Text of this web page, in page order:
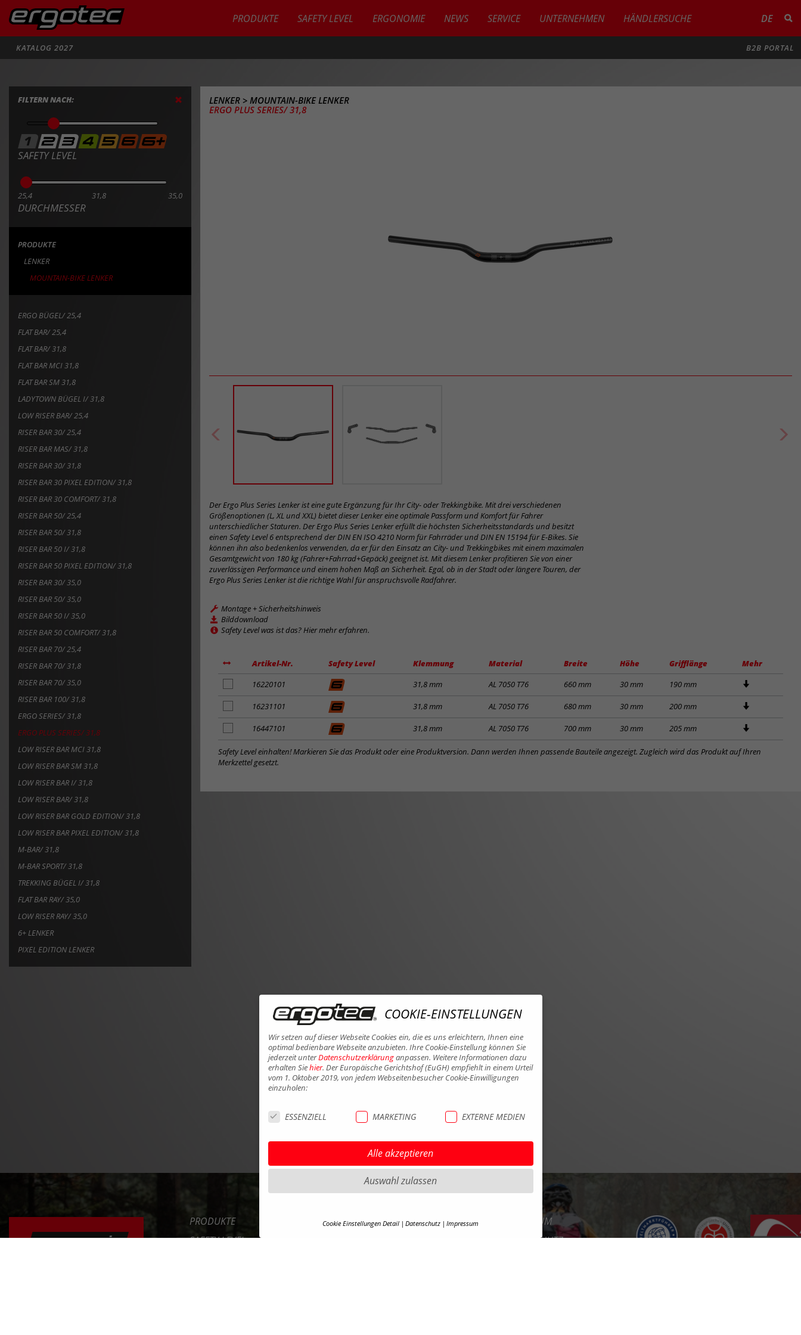
PRODUKTE SAFETY LEVEL ERGONOMIE NEWS SERVICE UNTERNEHMEN HÄNDLERSUCHE DE
KATALOG 2027 B2B PORTAL
FILTERN NACH:
SAFETY LEVEL
25,4 31,8 35,0
DURCHMESSER
PRODUKTE
LENKER
MOUNTAIN-BIKE LENKER
ERGO BÜGEL/ 25,4
FLAT BAR/ 25,4
FLAT BAR/ 31,8
FLAT BAR MCI 31,8
FLAT BAR SM 31,8
LADYTOWN BÜGEL I/ 31,8
LOW RISER BAR/ 25,4
RISER BAR 30/ 25,4
RISER BAR MAS/ 31,8
RISER BAR 30/ 31,8
RISER BAR 30 PIXEL EDITION/ 31,8
RISER BAR 30 COMFORT/ 31,8
RISER BAR 50/ 25,4
RISER BAR 50/ 31,8
RISER BAR 50 I/ 31,8
RISER BAR 50 PIXEL EDITION/ 31,8
RISER BAR 30/ 35,0
RISER BAR 50/ 35,0
RISER BAR 50 I/ 35,0
RISER BAR 50 COMFORT/ 31,8
RISER BAR 70/ 25,4
RISER BAR 70/ 31,8
RISER BAR 70/ 35,0
RISER BAR 100/ 31,8
ERGO SERIES/ 31,8
ERGO PLUS SERIES/ 31,8
LOW RISER BAR MCI 31,8
LOW RISER BAR SM 31,8
LOW RISER BAR I/ 31,8
LOW RISER BAR/ 31,8
LOW RISER BAR GOLD EDITION/ 31,8
LOW RISER BAR PIXEL EDITION/ 31,8
M-BAR/ 31,8
M-BAR SPORT/ 31,8
TREKKING BÜGEL I/ 31,8
FLAT BAR RAY/ 35,0
LOW RISER RAY/ 35,0
6+ LENKER
PIXEL EDITION LENKER
LENKER > MOUNTAIN-BIKE LENKER
ERGO PLUS SERIES/ 31,8
Der Ergo Plus Series Lenker ist eine gute Ergänzung für Ihr City- oder Trekkingbike. Mit drei verschiedenen
Größenoptionen (L, XL und XXL) bietet dieser Lenker eine optimale Passform und Komfort für Fahrer
unterschiedlicher Staturen. Der Ergo Plus Series Lenker erfüllt die höchsten Sicherheitsstandards und besitzt
einen Safety Level 6 entsprechend der DIN EN ISO 4210 Norm für Fahrräder und DIN EN 15194 für E-Bikes. Sie
können ihn also bedenkenlos verwenden, da er für den Einsatz an City- und Trekkingbikes mit einem maximalen
Gesamtgewicht von 180 kg (Fahrer+Fahrrad+Gepäck) geeignet ist. Mit diesem Lenker profitieren Sie von einer
zuverlässigen Performance und einem hohen Maß an Sicherheit. Egal, ob in der Stadt oder längere Touren, der
Ergo Plus Series Lenker ist die richtige Wahl für anspruchsvolle Radfahrer.
Montage + Sicherheitshinweis
Bilddownload
Safety Level was ist das? Hier mehr erfahren.
Artikel-Nr. Safety Level Klemmung Material Breite Höhe Grifflänge
Mehr
zum
Merkzettel
hinzufügen
16220101 31,8 mm AL 7050 T76 660 mm 30 mm 190 mm
zum
Merkzettel
hinzufügen
16231101 31,8 mm AL 7050 T76 680 mm 30 mm 200 mm
zum
Merkzettel
hinzufügen
16447101 31,8 mm AL 7050 T76 700 mm 30 mm 205 mm
Safety Level einhalten! Markieren Sie das Produkt oder eine Produktversion. Dann werden Ihnen passende Bauteile angezeigt. Zugleich wird das Produkt auf Ihren
Merkzettel gesetzt.
PRODUKTE
SAFETY LEVEL
HIGHLIGHTS MTB
IMPRESSUM
DATENSCHUTZ
COOKIE-EINSTELLUNGEN
Wir setzen auf dieser Webseite Cookies ein, die es uns erleichtern, Ihnen eine
optimal bedienbare Webseite anzubieten. Ihre Cookie-Einstellung können Sie
jederzeit unterDatenschutzerklärunganpassen. Weitere Informationen dazu
erhalten Siehier. Der Europäische Gerichtshof (EuGH) empfiehlt in einem Urteil
vom 1. Oktober 2019, von jedem Webseitenbesucher Cookie-Einwilligungen
einzuholen:
ESSENZIELL MARKETING EXTERNE MEDIEN
Alle akzeptieren
Auswahl zulassen
Cookie Einstellungen Detail Datenschutz Impressum